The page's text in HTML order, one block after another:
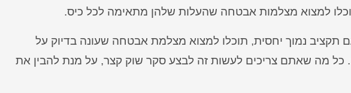
למצוא מצלמות אבטחה שהעלות שלהן מתאימה לכל כיס.
תקציב נמוך יחסית, תוכלו למצוא מצלמת אבטחה שעונה בדיוק על
כל מה שאתם צריכים לעשות זה לבצע סקר שוק קצר, על מנת להבין את